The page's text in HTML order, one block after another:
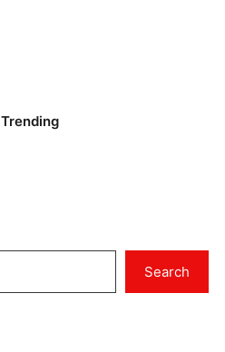
Trending
Search